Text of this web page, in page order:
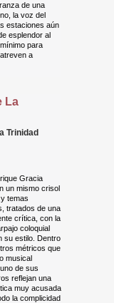
de una
la voz del
estaciones aún
esplendor al
para
a
La
Trinidad
Gracia
un mismo crisol
temas
tratados de una
crítica, con la
coloquial
su estilo. Dentro
métricos que
musical
de sus
reflejan una
muy acusada
la complicidad